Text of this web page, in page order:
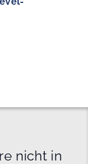
nicht in